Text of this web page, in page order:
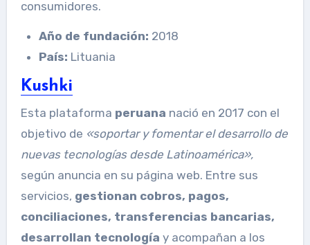
consumidores.
Año de fundación: 2018
País: Lituania
Kushki
Esta plataforma peruana nació en 2017 con el
objetivo de «soportar y fomentar el desarrollo de
nuevas tecnologías desde Latinoamérica»,
según anuncia en su página web. Entre sus
servicios, gestionan cobros, pagos,
conciliaciones, transferencias bancarias,
desarrollan tecnología y acompañan a los